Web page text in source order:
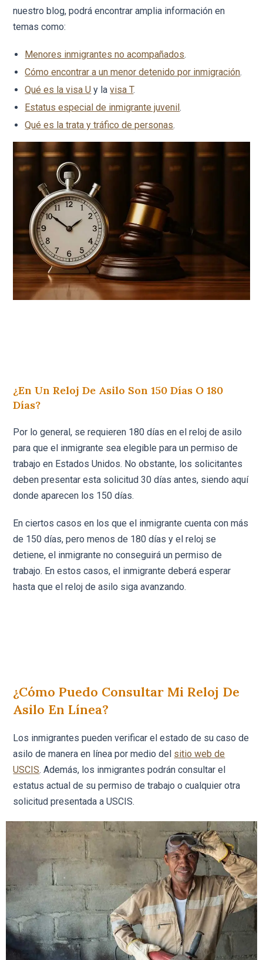
nuestro blog, podrá encontrar amplia información en
temas como:
Menores inmigrantes no acompañados.
Cómo encontrar a un menor detenido por inmigración.
Qué es la visa U y lavisa T.
Estatus especial de inmigrante juvenil.
Qué es la trata y tráfico de personas.
¿En Un Reloj De Asilo Son 150 Días O 180
Días?
Por lo general, se requieren 180 días en el reloj de asilo
para que el inmigrante sea elegible para un permiso de
trabajo en Estados Unidos. No obstante, los solicitantes
deben presentar esta solicitud 30 días antes, siendo aquí
donde aparecen los 150 días.
En ciertos casos en los que el inmigrante cuenta con más
de 150 días, pero menos de 180 días y el reloj se
detiene, el inmigrante no conseguirá un permiso de
trabajo. En estos casos, el inmigrante deberá esperar
hasta que el reloj de asilo siga avanzando.
¿Cómo Puedo Consultar Mi Reloj De
Asilo En Línea?
Los inmigrantes pueden verificar el estado de su caso de
asilo de manera en línea por medio del sitio web de
USCIS. Además, los inmigrantes podrán consultar el
estatus actual de su permiso de trabajo o cualquier otra
solicitud presentada a USCIS.